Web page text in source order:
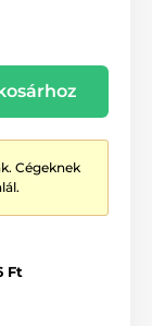
Cégeknek
Ft